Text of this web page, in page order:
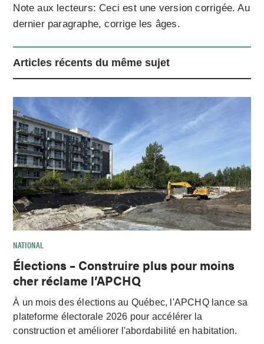
Note aux lecteurs: Ceci est une version corrigée. Au
dernier paragraphe, corrige les âges.
Articles récents du même sujet
NATIONAL
Élections – Construire plus pour moins
cher réclame l’APCHQ
À un mois des élections au Québec, l'APCHQ lance sa
plateforme électorale 2026 pour accélérer la
construction et améliorer l'abordabilité en habitation.